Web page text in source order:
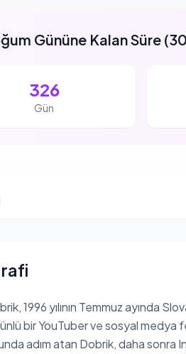
Gününe Kalan Süre (
326
Gün
1996 yılının Temmuz ayında
bir YouTuber ve sosyal medya
adım atan Dobrik, daha sonra